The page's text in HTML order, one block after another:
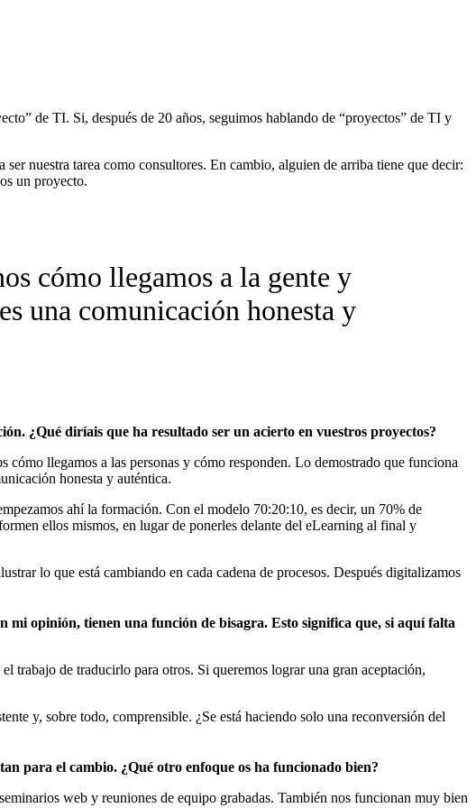
de TI. Si, después de 20 años, seguimos hablando de “proyectos” de TI y
nuestra tarea como consultores. En cambio, alguien de arriba tiene que decir:
un proyecto.
cómo llegamos a la gente y
una comunicación honesta y
¿Qué diríais que ha resultado ser un acierto en vuestros proyectos?
cómo llegamos a las personas y cómo responden. Lo demostrado que funciona
honesta y auténtica.
ahí la formación. Con el modelo 70:20:10, es decir, un 70% de
ellos mismos, en lugar de ponerles delante del eLearning al final y
lo que está cambiando en cada cadena de procesos. Después digitalizamos
mi opinión, tienen una función de bisagra. Esto significa que, si aquí falta
trabajo de traducirlo para otros. Si queremos lograr una gran aceptación,
y, sobre todo, comprensible. ¿Se está haciendo solo una reconversión del
para el cambio. ¿Qué otro enfoque os ha funcionado bien?
web y reuniones de equipo grabadas. También nos funcionan muy bien